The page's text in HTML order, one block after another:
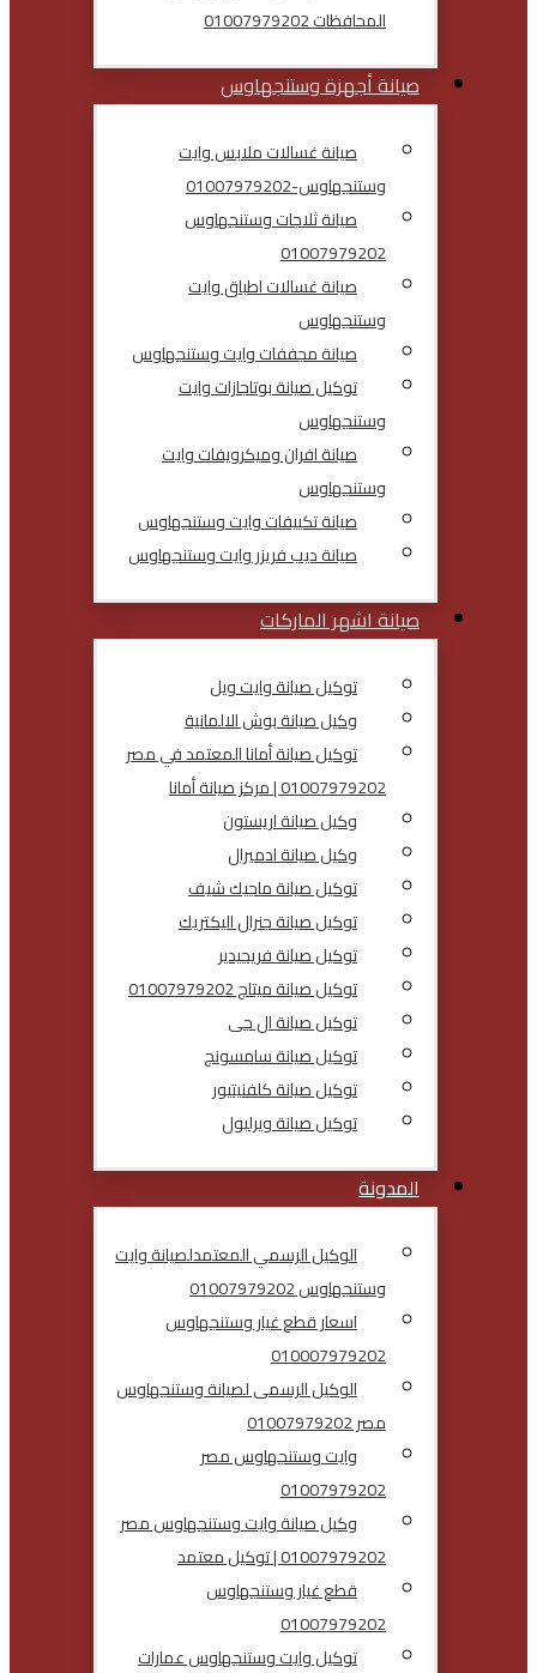
المحافظات 01007979202
صيانة أجهزة وستنجهاوس
صيانة غسالات ملابس وايت
وستنجهاوس-01007979202
صيانة ثلاجات وستنجهاوس
01007979202
صيانة غسالات اطباق وايت
وستنجهاوس
صيانة مجففات وايت وستنجهاوس
توكيل صيانة بوتاجازات وايت
وستنجهاوس
صيانة افران وميكرويفات وايت
وستنجهاوس
صيانة تكييفات وايت وستنجهاوس
صيانة ديب فريزر وايت وستنجهاوس
صيانة اشهر الماركات
توكيل صيانة وايت ويل
وكيل صيانة بوش الالمانية
توكيل صيانة أمانا المعتمد في مصر
01007979202 | مركز صيانة أمانا
وكيل صيانة اريستون
وكيل صيانة ادميرال
توكيل صيانة ماجيك شيف
توكيل صيانة جنرال اليكتريك
توكيل صيانة فريجيدير
توكيل صيانة ميتاج 01007979202
توكيل صيانة ال جى
توكيل صيانة سامسونج
توكيل صيانة كلفنيتيور
توكيل صيانة ويرلبول
المدونة
الوكيل الرسمي المعتمدلصيانة وايت
وستنجهاوس 01007979202
اسعار قطع غيار وستنجهاوس
010007979202
الوكيل الرسمى لصيانة وستنجهاوس
مصر 01007979202
وايت وستنجهاوس مصر
01007979202
وكيل صيانة وايت وستنجهاوس مصر
01007979202 | توكيل معتمد
قطع غيار وستنجهاوس
01007979202
توكيل وايت وستنجهاوس عمارات